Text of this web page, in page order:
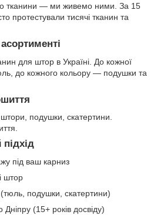
тканини — ми живемо ними. За 15
протестували тисячі тканин та
для штор в Україні. До кожної
до кожного кольору — подушки та
подушки, скатертини.
під ваш карниз
штор
(тюль, подушки, скатертини)
Дніпру (15+ років досвіду)